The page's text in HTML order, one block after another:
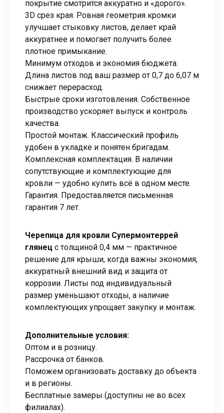
покрытие смотрится аккуратно и «дорого».
3D срез края. Ровная геометрия кромки
улучшает стыковку листов, делает край
аккуратнее и помогает получить более
плотное примыкание.
Минимум отходов и экономия бюджета.
Длина листов под ваш размер от 0,7 до 6,07 м
снижает перерасход.
Быстрые сроки изготовления. Собственное
производство ускоряет выпуск и контроль
качества.
Простой монтаж. Классический профиль
удобен в укладке и понятен бригадам.
Комплексная комплектация. В наличии
сопутствующие и комплектующие для
кровли — удобно купить всё в одном месте.
Гарантия. Предоставляется письменная
гарантия 7 лет.
Черепица для кровли Супермонтеррей
глянец с толщиной 0,4 мм — практичное
решение для крыши, когда важны экономия,
аккуратный внешний вид и защита от
коррозии. Листы под индивидуальный
размер уменьшают отходы, а наличие
комплектующих упрощает закупку и монтаж.
Дополнительные условия:
Оптом и в розницу.
Рассрочка от банков.
Поможем организовать доставку до объекта
и в регионы.
Бесплатные замеры (доступны не во всех
филиалах).